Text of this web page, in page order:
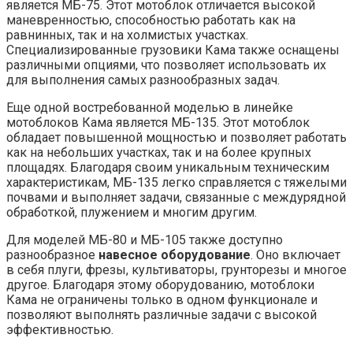
является МБ-75. Этот мотоблок отличается высокой
маневренностью, способностью работать как на
равнинных, так и на холмистых участках.
Специализированные грузовики Кама также оснащены
различными опциями, что позволяет использовать их
для выполнения самых разнообразных задач.
Еще одной востребованной моделью в линейке
мотоблоков Кама является МБ-135. Этот мотоблок
обладает повышенной мощностью и позволяет работать
как на небольших участках, так и на более крупных
площадях. Благодаря своим уникальным техническим
характеристикам, МБ-135 легко справляется с тяжелыми
почвами и выполняет задачи, связанные с междурядной
обработкой, плужением и многим другим.
Для моделей МБ-80 и МБ-105 также доступно
разнообразное навесное оборудование. Оно включает
в себя плуги, фрезы, культиваторы, грунторезы и многое
другое. Благодаря этому оборудованию, мотоблоки
Кама не ограничены только в одном функционале и
позволяют выполнять различные задачи с высокой
эффективностью.